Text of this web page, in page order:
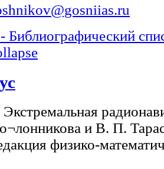
- Библиографический
Экстремальная
и В. П.
физико-